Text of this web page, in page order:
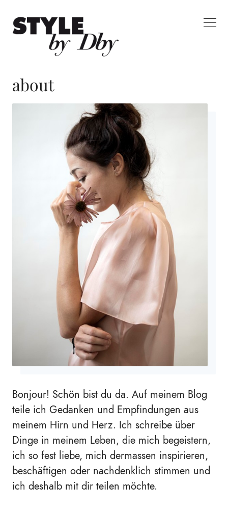
about
Bonjour! Schön bist du da. Auf meinem Blog
teile ich Gedanken und Empfindungen aus
meinem Hirn und Herz. Ich schreibe über
Dinge in meinem Leben, die mich begeistern,
ich so fest liebe, mich dermassen inspirieren,
beschäftigen oder nachdenklich stimmen und
ich deshalb mit dir teilen möchte.